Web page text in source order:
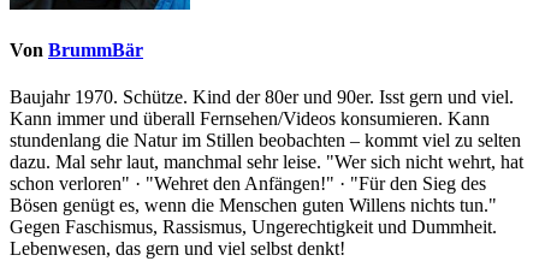
Von BrummBär
Baujahr 1970. Schütze. Kind der 80er und 90er. Isst gern und viel.
Kann immer und überall Fernsehen/Videos konsumieren. Kann
stundenlang die Natur im Stillen beobachten – kommt viel zu selten
dazu. Mal sehr laut, manchmal sehr leise. "Wer sich nicht wehrt, hat
schon verloren" · "Wehret den Anfängen!" · "Für den Sieg des
Bösen genügt es, wenn die Menschen guten Willens nichts tun."
Gegen Faschismus, Rassismus, Ungerechtigkeit und Dummheit.
Lebenwesen, das gern und viel selbst denkt!